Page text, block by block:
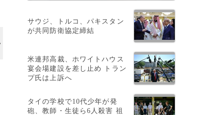
サウジ、トルコ、パキスタン
が共同防衛協定締結
米連邦高裁、ホワイトハウス
宴会場建設を差し止め トラン
プ氏は上訴へ
タイの学校で10代少年が発
砲、教師・生徒ら6人殺害 祖